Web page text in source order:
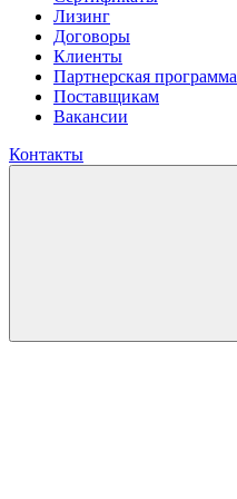
Лизинг
Договоры
Клиенты
Партнерская программа
Поставщикам
Вакансии
Контакты